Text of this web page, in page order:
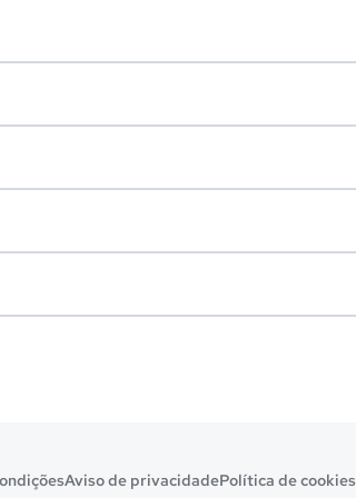
Aviso de privacidadePolítica de cookies